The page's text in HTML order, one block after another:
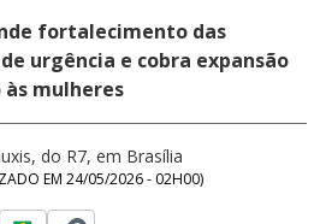
fortalecimento das
urgência e cobra expansão
mulheres
do R7, em Brasília
EM 24/05/2026 - 02H00)